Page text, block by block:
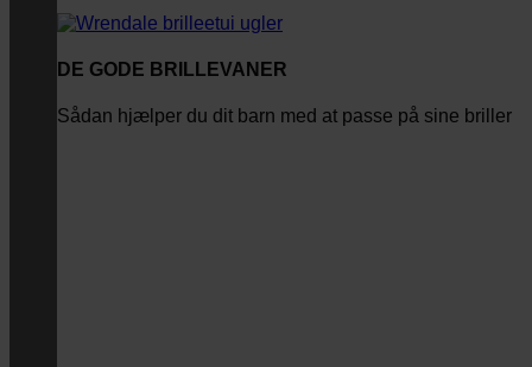
DE GODE BRILLEVANER
Sådan hjælper du dit barn med at passe på sine briller